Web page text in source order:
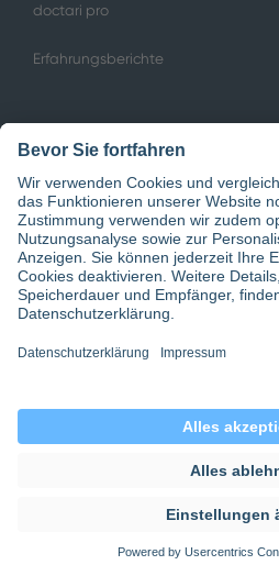
doctari pro
Erfahrungsberichte
Service
Empfehlungsprogramm
Dienstplanung
Festanstellung
Stellenangebote Ärzte